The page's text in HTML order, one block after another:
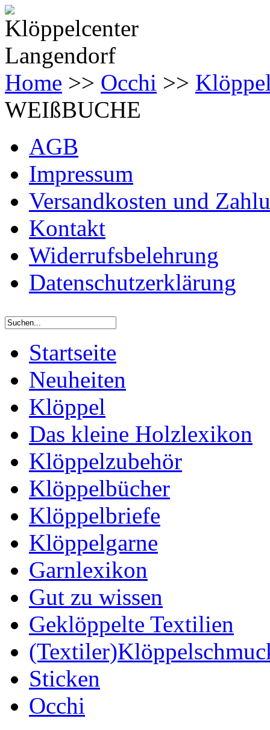
Home >> Occhi >>
WEIßBUCHE
AGB
Impressum
Versandkosten und
Kontakt
Widerrufsbelehrung
Datenschutzerklärung
Startseite
Neuheiten
Klöppel
Das kleine Holzlexikon
Klöppelzubehör
Klöppelbücher
Klöppelbriefe
Klöppelgarne
Garnlexikon
Gut zu wissen
Geklöppelte Textilien
Sticken
Occhi